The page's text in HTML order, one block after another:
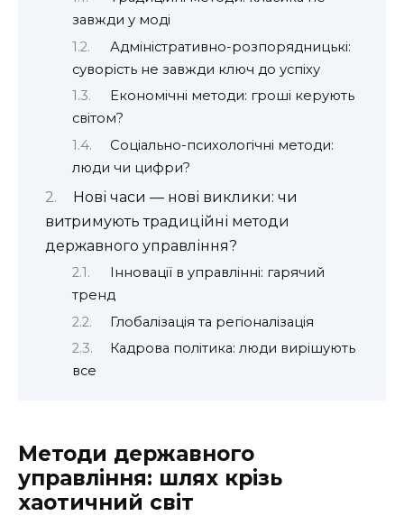
завжди у моді
Адміністративно-розпорядницькі:
суворість не завжди ключ до успіху
Економічні методи: гроші керують
світом?
Соціально-психологічні методи:
люди чи цифри?
Нові часи — нові виклики: чи
витримують традиційні методи
державного управління?
Інновації в управлінні: гарячий
тренд
Глобалізація та регіоналізація
Кадрова політика: люди вирішують
все
Методи державного
управління: шлях крізь
хаотичний світ